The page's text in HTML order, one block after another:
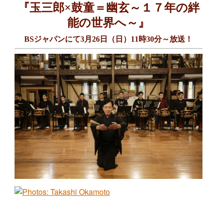
『玉三郎×鼓童＝幽玄～１７年の絆
能の世界へ～』
BSジャパンにて3月26日（日）11時30分～放送！